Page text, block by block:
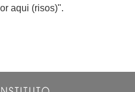
aqui (risos)".